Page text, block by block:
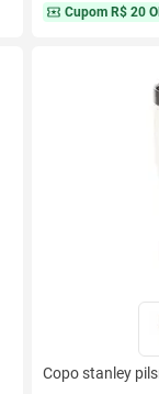
Cupom R$ 20
Copo stanley